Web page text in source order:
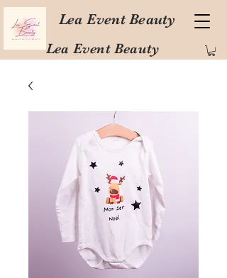
Lea Event Beauty
Lea Event Beauty